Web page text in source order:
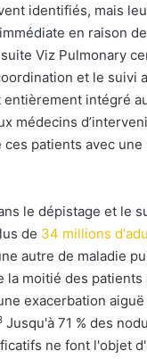
identifiés, mais
en raison
Viz Pulmonary
et le suivi
intégré
médecins
patients avec une
le dépistage et le
de 34 millions
autre de maladie
la moitié des patients
exacerbation
Jusqu'à 71 % des
ne font l'objet